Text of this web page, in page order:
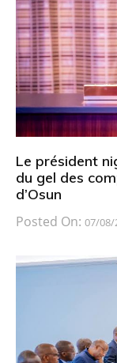
Le président
du gel des
d’Osun
Posted On: 07/08/